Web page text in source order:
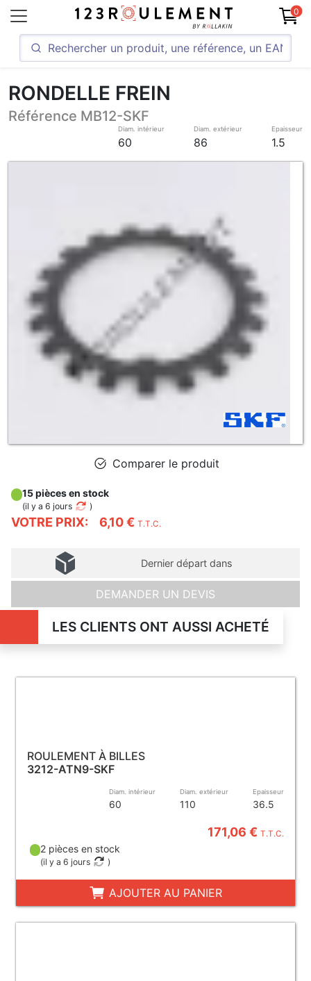
0
RONDELLE FREIN
Référence MB12-SKF
Diam. intérieur
60
Diam. extérieur
86
Epaisseur
1.5
Comparer le produit
VOTRE PRIX: 6,10 € T.T.C.
15 pièces en stock
(il y a 6 jours )
Dernier départ dans
DEMANDER UN DEVIS
LES CLIENTS ONT AUSSI ACHETÉ
ROULEMENT À BILLES
3212-ATN9-SKF
Diam. intérieur
60
Diam. extérieur
110
Epaisseur
36.5
171,06 €T.T.C.
2 pièces en stock
(il y a 6 jours )
AJOUTER AU PANIER